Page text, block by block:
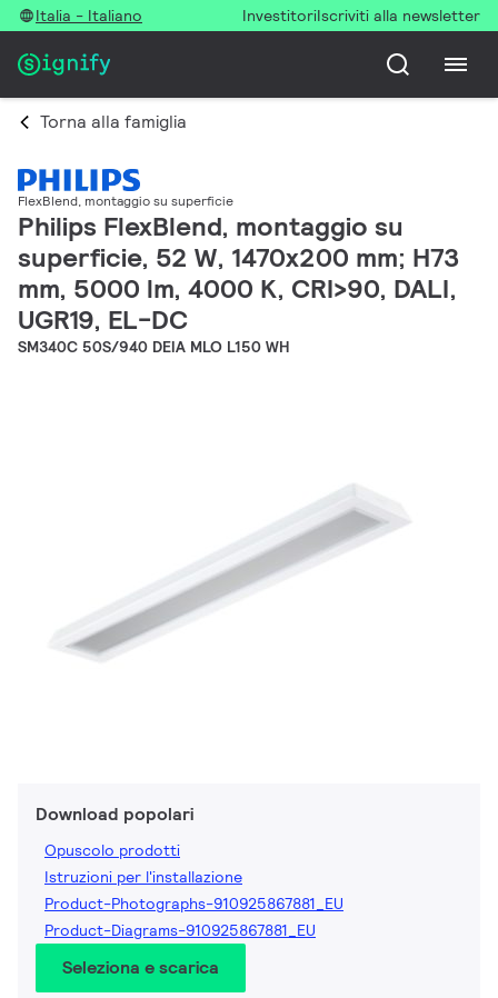
Italia - Italiano InvestitoriIscriviti alla newsletter
Torna alla famiglia
FlexBlend, montaggio su superficie
Philips FlexBlend, montaggio su
superficie, 52 W, 1470x200 mm; H73
mm, 5000 lm, 4000 K, CRI>90, DALI,
UGR19, EL-DC
SM340C 50S/940 DEIA MLO L150 WH
Download popolari
Opuscolo prodotti
Istruzioni per l'installazione
Product-Photographs-910925867881_EU
Product-Diagrams-910925867881_EU
Seleziona e scarica